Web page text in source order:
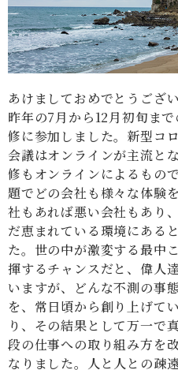
あけましておめでとうござ
昨年の7月から12月初旬ま
修に参加しました。新型コ
会議はオンラインが主流と
修もオンラインによるもの
題でどの会社も様々な体験
社もあれば悪い会社もあり
だ恵まれている環境にある
た。世の中が激変する最中
揮するチャンスだと、偉人
いますが、どんな不測の事
を、常日頃から創り上げて
り、その結果として万一で
段の仕事への取り組み方を
なりました。人と人との疎